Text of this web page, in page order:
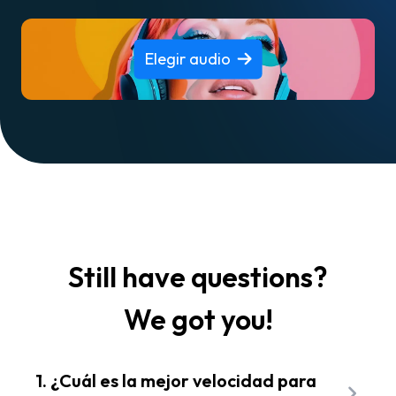
Elegir audio
Still have questions?
We got you!
1. ¿Cuál es la mejor velocidad para